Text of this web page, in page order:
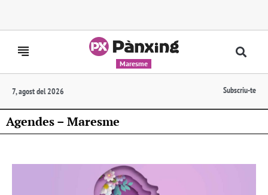
Maresme
7, agost del 2026 Subscriu-te
Agendes – Maresme